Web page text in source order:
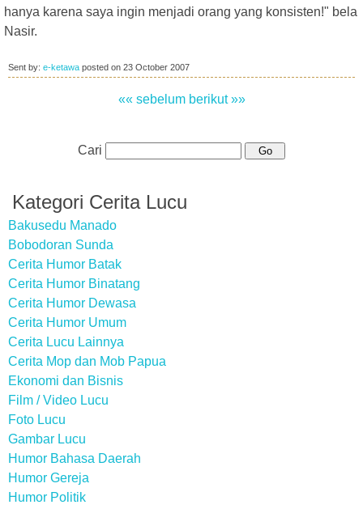
hanya karena saya ingin menjadi orang yang konsisten!" bela
Nasir.
Sent by: e-ketawa posted on 23 October 2007
«« sebelum berikut »»
Cari
Kategori Cerita Lucu
Bakusedu Manado
Bobodoran Sunda
Cerita Humor Batak
Cerita Humor Binatang
Cerita Humor Dewasa
Cerita Humor Umum
Cerita Lucu Lainnya
Cerita Mop dan Mob Papua
Ekonomi dan Bisnis
Film / Video Lucu
Foto Lucu
Gambar Lucu
Humor Bahasa Daerah
Humor Gereja
Humor Politik